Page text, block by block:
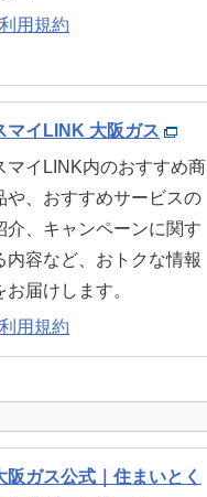
利用規約
マイLINK 大阪ガス
マイLINK内のおすすめ商
や、おすすめサービスの
介、キャンペーンに関す
内容など、おトクな情報
お届けします。
利用規約
阪ガス公式｜住まいとく